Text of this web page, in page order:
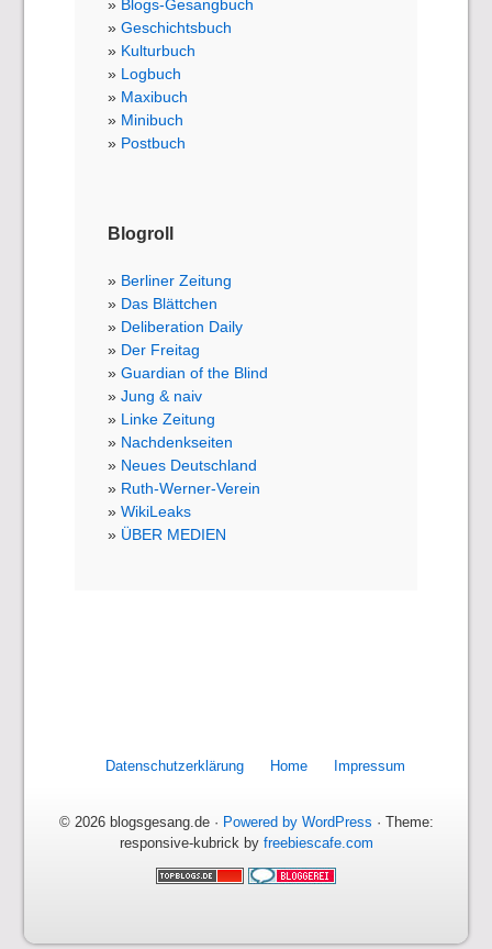
Blogs-Gesangbuch
Geschichtsbuch
Kulturbuch
Logbuch
Maxibuch
Minibuch
Postbuch
Blogroll
Berliner Zeitung
Das Blättchen
Deliberation Daily
Der Freitag
Guardian of the Blind
Jung & naiv
Linke Zeitung
Nachdenkseiten
Neues Deutschland
Ruth-Werner-Verein
WikiLeaks
ÜBER MEDIEN
Datenschutzerklärung Home Impressum
© 2026 blogsgesang.de · Powered by WordPress · Theme:
responsive-kubrick by freebiescafe.com